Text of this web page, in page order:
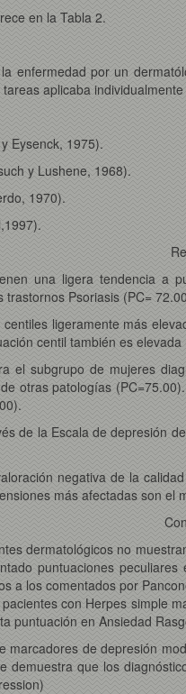
en la Tabla 2.
enfermedad por un
aplicaba
Eysenck, 1975).
y Lushene, 1968).
1970).
una ligera tendencia
Psoriasis (PC=
ligeramente más
centil también es elevada
el subgrupo de mujeres
otras patologías
de la Escala de depresión
negativa de la
más afectadas son
dermatológicos no
puntuaciones
a los comentados por
con Herpes simple
puntuación en Ansiedad
marcadores de depresión
demuestra que los